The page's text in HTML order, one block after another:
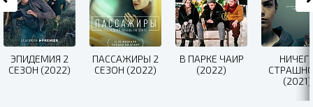
ЭПИДЕМИЯ 2
СЕЗОН (2022)
ПАССАЖИРЫ 2
СЕЗОН (2022)
В ПАРКЕ ЧАИР
(2022)
(2021)